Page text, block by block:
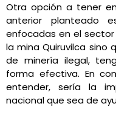
Otra opción a tener
anterior planteado
enfocadas en el
la mina Quiruvilca sino
de minería ilegal,
forma efectiva. En
entender, sería la
nacional que sea de